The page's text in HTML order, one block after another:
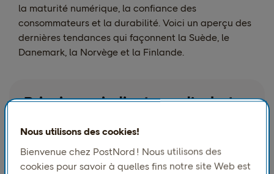
la maturité numérique, la confiance des
consommateurs et la durabilité. Voici un aperçu des
dernières tendances qui façonnent la Suède, le
Danemark, la Norvège et la Finlande.
Principaux indicateurs d’achat
Nous utilisons des cookies!
Bienvenue chez PostNord ! Nous utilisons des
cookies pour savoir à quelles fins notre site Web est